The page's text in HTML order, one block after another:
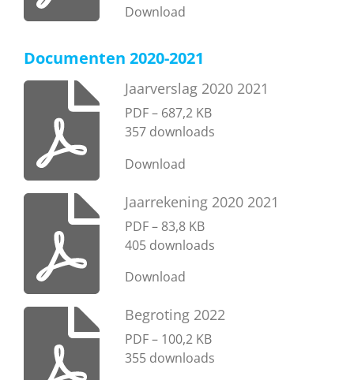
Download
Documenten 2020-2021
Jaarverslag 2020 2021
PDF – 687,2 KB
357 downloads
Download
Jaarrekening 2020 2021
PDF – 83,8 KB
405 downloads
Download
Begroting 2022
PDF – 100,2 KB
355 downloads